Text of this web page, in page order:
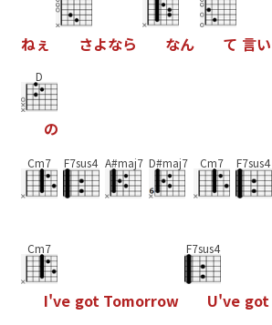
ねぇ さよなら なん て 言い
D
の
Cm7 F7sus4 A#maj7 D#maj7 Cm7 F7sus4
Cm7
I've got Tomorrow
F7sus4
U've got